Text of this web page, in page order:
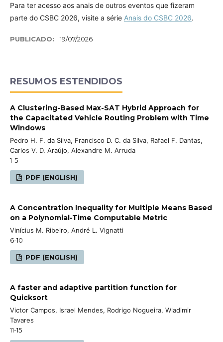
Para ter acesso aos anais de outros eventos que fizeram
parte do CSBC 2026, visite a série Anais do CSBC 2026.
PUBLICADO: 19/07/2026
RESUMOS ESTENDIDOS
A Clustering-Based Max-SAT Hybrid Approach for
the Capacitated Vehicle Routing Problem with Time
Windows
Pedro H. F. da Silva, Francisco D. C. da Silva, Rafael F. Dantas,
Carlos V. D. Araújo, Alexandre M. Arruda
1-5
PDF (ENGLISH)
A Concentration Inequality for Multiple Means Based
on a Polynomial-Time Computable Metric
Vinícius M. Ribeiro, André L. Vignatti
6-10
PDF (ENGLISH)
A faster and adaptive partition function for
Quicksort
Victor Campos, Israel Mendes, Rodrigo Nogueira, Wladimir
Tavares
11-15